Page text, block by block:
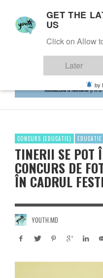
CONCURS (EDUCATIE) EDUCATIE
TINERII SE POT
CONCURS DE
ÎN CADRUL
YOUTH.MD
GET THE
US
Click on Allow
Later
by